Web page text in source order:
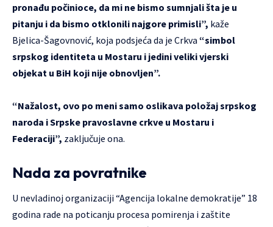
pronađu počinioce, da mi ne bismo sumnjali šta je u
pitanju i da bismo otklonili najgore primisli”, kaže
Bjelica-Šagovnović, koja podsjeća da je Crkva “simbol
srpskog identiteta u Mostaru i jedini veliki vjerski
objekat u BiH koji nije obnovljen”.
“Nažalost, ovo po meni samo oslikava položaj srpskog
naroda i Srpske pravoslavne crkve u Mostaru i
Federaciji”, zaključuje ona.
Nada za povratnike
U nevladinoj organizaciji “Agencija lokalne demokratije” 18
godina rade na poticanju procesa pomirenja i zaštite